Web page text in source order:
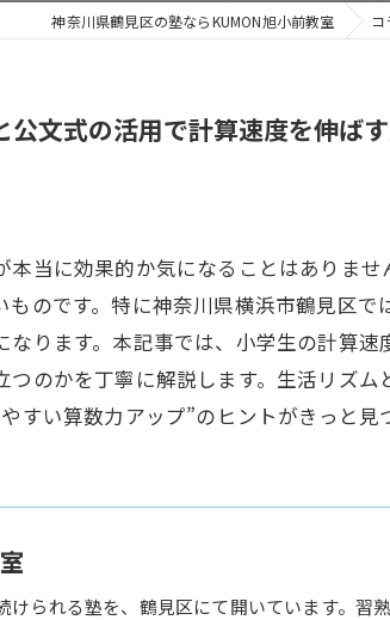
神奈川県鶴見区の塾ならKUMON旭小前教室 コ
文式の活用で計算速度を伸ば
当に効果的か気になることはありま
のです。特に神奈川県横浜市鶴見区
ります。本記事では、小学生の計算
のかを丁寧に解説します。生活リズ
い算数力アップ”のヒントがきっと見
けられる塾を、鶴見区にて開いています。習